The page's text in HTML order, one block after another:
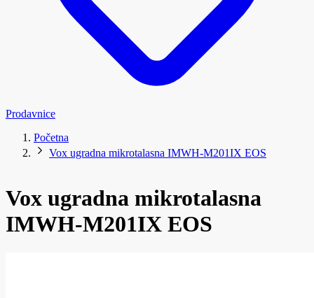
Prodavnice
Početna
Vox ugradna mikrotalasna IMWH-M201IX EOS
Vox ugradna mikrotalasna
IMWH-M201IX EOS